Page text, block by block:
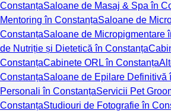
ConstanțaSaloane de Masaj & Spa în
Mentoring în ConstanțaSaloane de
ConstanțaSaloane de Micropigmentare
de Nutriție și Dietetică în Constanța
ConstanțaCabinete ORL în Constanța
ConstanțaSaloane de Epilare Definitivă
Personali în ConstanțaServicii Pet
ConstanțaStudiouri de Fotografie în